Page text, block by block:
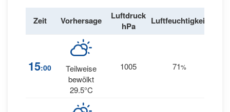
Zeit Vorhersage
Luftdruck
hPa
Luftfeuchtigkeit
15:00
Teilweise
bewölkt
29.5°C
1005 71%